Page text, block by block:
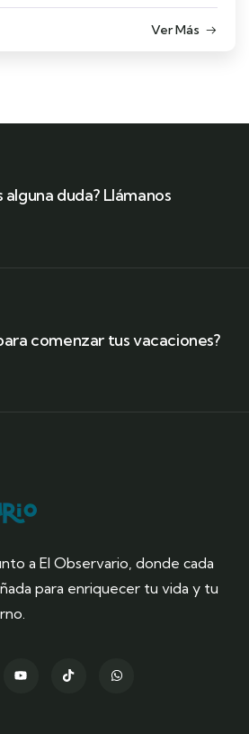
Ver Más
alguna duda? Llámanos
comenzar tus vacaciones?
a El Observario, donde cada
para enriquecer tu vida y tu